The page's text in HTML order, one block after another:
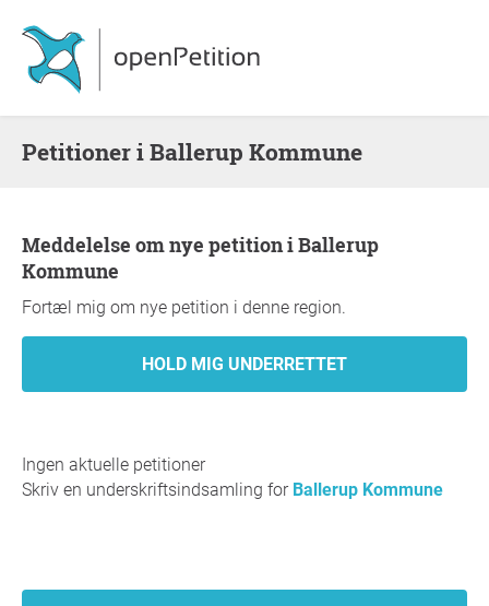
Petitioner i Ballerup Kommune
Meddelelse om nye petition i Ballerup
Kommune
Fortæl mig om nye petition i denne region.
Ingen aktuelle petitioner
Skriv en underskriftsindsamling for Ballerup Kommune